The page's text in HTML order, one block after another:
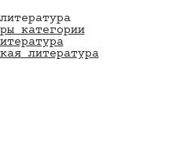
категории
литература